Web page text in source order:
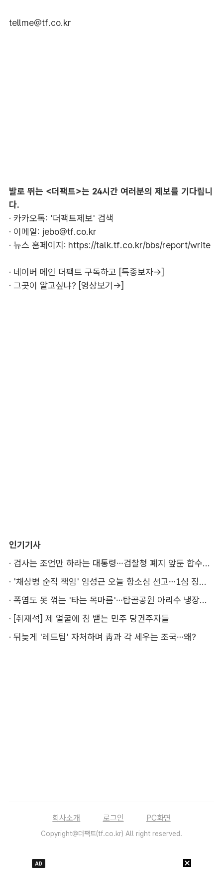
tellme@tf.co.kr
발로 뛰는 <더팩트>는 24시간 여러분의 제보를 기다립니
다.
· 카카오톡: '더팩트제보' 검색
· 이메일: jebo@tf.co.kr
· 뉴스 홈페이지: https://talk.tf.co.kr/bbs/report/write
· 네이버 메인 더팩트 구독하고 [특종보자→]
· 그곳이 알고싶냐? [영상보기→]
인기기사
·
검사는 조언만 하라는 대통령…검찰청 폐지 앞둔 합수본 '딜레마'
·
'채상병 순직 책임' 임성근 오늘 항소심 선고…1심 징역 3년
·
폭염도 못 꺾는 '타는 목마름'…탑골공원 아리수 냉장고 가보니
· [취재석] 제 얼굴에 침 뱉는 민주 당권주자들
· 뒤늦게 '레드팀' 자처하며 靑과 각 세우는 조국…왜?
회사소개 로그인 PC화면
Copyright@더팩트(tf.co.kr) All right reserved.
AD